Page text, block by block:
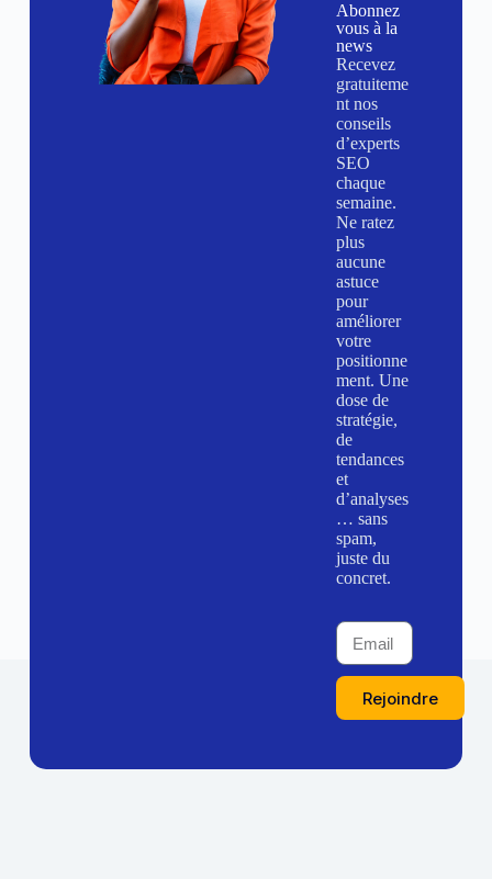
Abonnez
vous à la
news
Recevez
gratuiteme
nt nos
conseils
d’experts
SEO
chaque
semaine.
Ne ratez
plus
aucune
astuce
pour
améliorer
votre
positionne
ment. Une
dose de
stratégie,
de
tendances
et
d’analyses
… sans
spam,
juste du
concret.
Rejoindre